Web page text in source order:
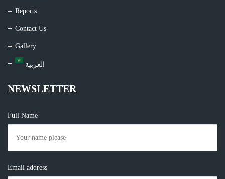
Reports
Contact Us
Gallery
العربية
NEWSLETTER
Full Name
Email address